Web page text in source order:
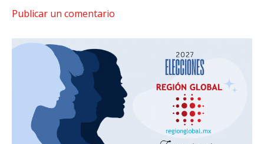
Publicar un comentario